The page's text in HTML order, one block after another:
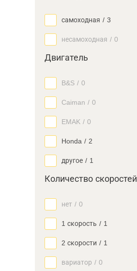
самоходная / 3
несамоходная / 0
Двигатель
B&S / 0
Caiman / 0
EMAK / 0
Honda / 2
другое / 1
Количество скоростей
нет / 0
1 скорость / 1
2 скорости / 1
вариатор / 0